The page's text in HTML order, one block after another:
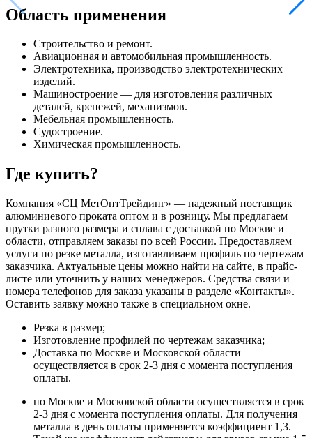
Область применения
Строительство и ремонт.
Авиационная и автомобильная промышленность.
Электротехника, производство электротехнических
изделий.
Машиностроение — для изготовления различных
деталей, крепежей, механизмов.
Мебельная промышленность.
Судостроение.
Химическая промышленность.
Где купить?
Компания «СЦ МетОптТрейдинг» — надежный поставщик
алюминиевого проката оптом и в розницу. Мы предлагаем
прутки разного размера и сплава с доставкой по Москве и
области, отправляем заказы по всей России. Предоставляем
услуги по резке металла, изготавливаем профиль по чертежам
заказчика. Актуальные цены можно найти на сайте, в прайс-
листе или уточнить у наших менеджеров. Средства связи и
номера телефонов для заказа указаны в разделе «Контакты».
Оставить заявку можно также в специальном окне.
Резка в размер;
Изготовление профилей по чертежам заказчика;
Доставка по Москве и Московской области
осуществляется в срок 2-3 дня с момента поступления
оплаты.
по Москве и Московской области осуществляется в срок
2-3 дня с момента поступления оплаты. Для получения
металла в день оплаты применяется коэффициент 1,3.